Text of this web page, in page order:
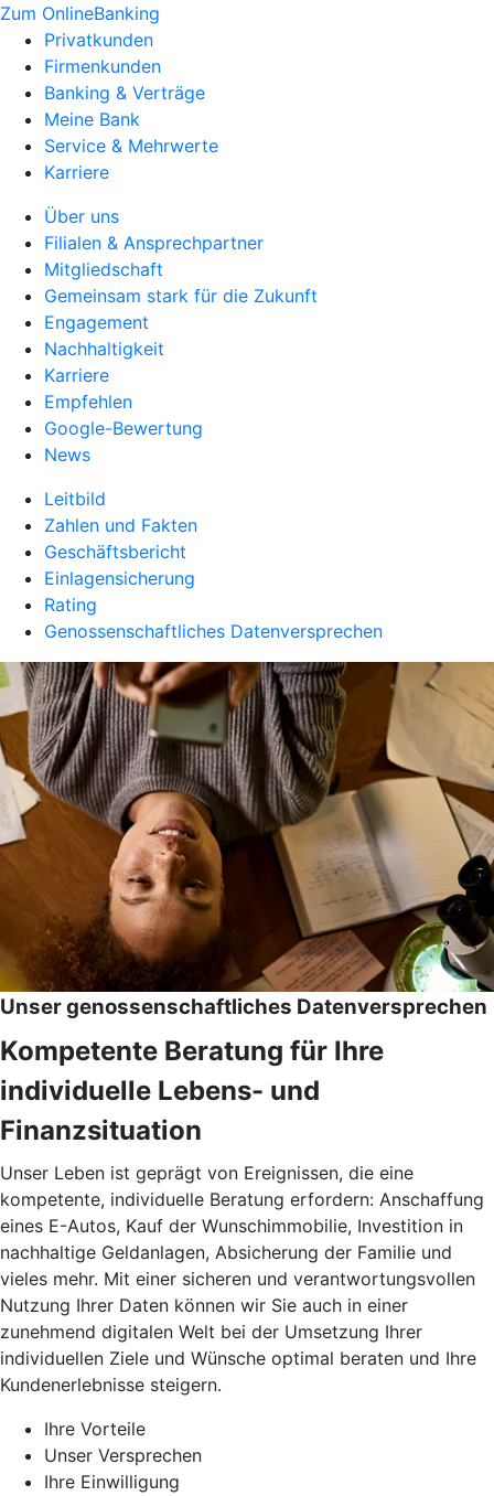
Zum OnlineBanking
Privatkunden
Firmenkunden
Banking & Verträge
Meine Bank
Service & Mehrwerte
Karriere
Über uns
Filialen & Ansprechpartner
Mitgliedschaft
Gemeinsam stark für die Zukunft
Engagement
Nachhaltigkeit
Karriere
Empfehlen
Google-Bewertung
News
Leitbild
Zahlen und Fakten
Geschäftsbericht
Einlagensicherung
Rating
Genossenschaftliches Datenversprechen
Unser genossenschaftliches Datenversprechen
Kompetente Beratung für Ihre
individuelle Lebens- und
Finanzsituation
Unser Leben ist geprägt von Ereignissen, die eine
kompetente, individuelle Beratung erfordern: Anschaffung
eines E-Autos, Kauf der Wunschimmobilie, Investition in
nachhaltige Geldanlagen, Absicherung der Familie und
vieles mehr. Mit einer sicheren und verantwortungsvollen
Nutzung Ihrer Daten können wir Sie auch in einer
zunehmend digitalen Welt bei der Umsetzung Ihrer
individuellen Ziele und Wünsche optimal beraten und Ihre
Kundenerlebnisse steigern.
Ihre Vorteile
Unser Versprechen
Ihre Einwilligung